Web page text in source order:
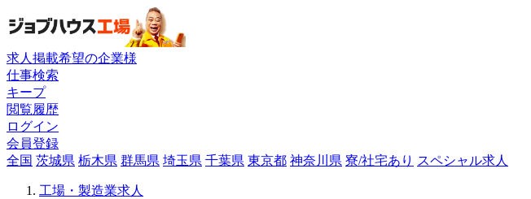
求人掲載希望の企業様
仕事検索
キープ
閲覧履歴
ログイン
会員登録
全国 茨城県 栃木県 群馬県 埼玉県 千葉県 東京都 神奈川県 寮/社宅あり スペシャル求人
工場・製造業求人